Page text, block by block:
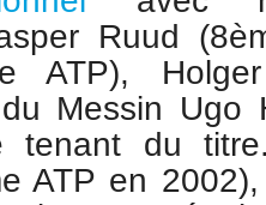
Ruud
ATP),
Messin Ugo
tenant du
ATP en